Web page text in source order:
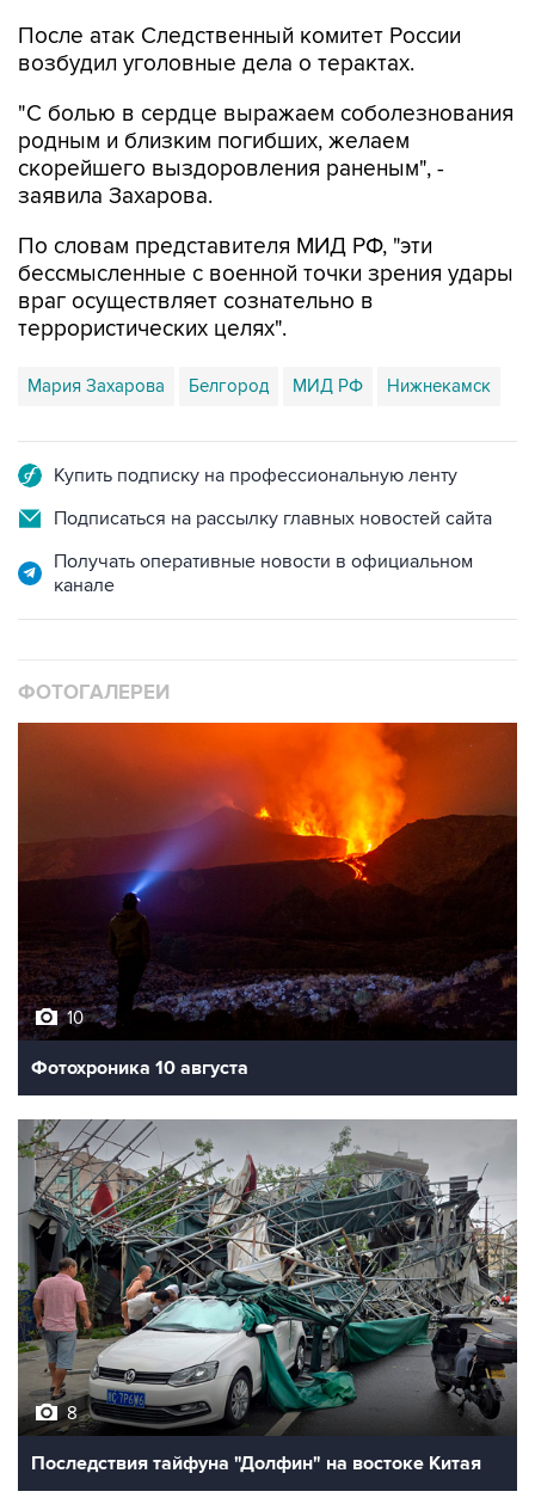
После атак Следственный комитет России
возбудил уголовные дела о терактах.
"С болью в сердце выражаем соболезнования
родным и близким погибших, желаем
скорейшего выздоровления раненым", -
заявила Захарова.
По словам представителя МИД РФ, "эти
бессмысленные с военной точки зрения удары
враг осуществляет сознательно в
террористических целях".
Мария Захарова Белгород МИД РФ Нижнекамск
Купить подписку на профессиональную ленту
Подписаться на рассылку главных новостей сайта
Получать оперативные новости в официальном
канале
ФОТОГАЛЕРЕИ
10
Фотохроника 10 августа
8
Последствия тайфуна "Долфин" на востоке Китая